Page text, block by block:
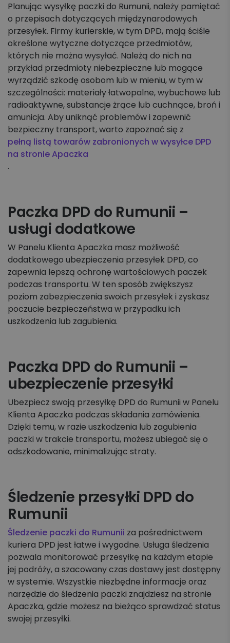
Planując wysyłkę paczki do Rumunii, należy pamiętać
o przepisach dotyczących międzynarodowych
przesyłek. Firmy kurierskie, w tym DPD, mają ściśle
określone wytyczne dotyczące przedmiotów,
których nie można wysyłać. Należą do nich na
przykład przedmioty niebezpieczne lub mogące
wyrządzić szkodę osobom lub w mieniu, w tym w
szczególności: materiały łatwopalne, wybuchowe lub
radioaktywne, substancje żrące lub cuchnące, broń i
amunicja. Aby uniknąć problemów i zapewnić
bezpieczny transport, warto zapoznać się z
pełną listą towarów zabronionych w wysyłce DPD
na stronie Apaczka
.
Paczka DPD do Rumunii –
usługi dodatkowe
W Panelu Klienta Apaczka masz możliwość
dodatkowego ubezpieczenia przesyłek DPD, co
zapewnia lepszą ochronę wartościowych paczek
podczas transportu. W ten sposób zwiększysz
poziom zabezpieczenia swoich przesyłek i zyskasz
poczucie bezpieczeństwa w przypadku ich
uszkodzenia lub zagubienia.
Paczka DPD do Rumunii –
ubezpieczenie przesyłki
Ubezpiecz swoją przesyłkę DPD do Rumunii w Panelu
Klienta Apaczka podczas składania zamówienia.
Dzięki temu, w razie uszkodzenia lub zagubienia
paczki w trakcie transportu, możesz ubiegać się o
odszkodowanie, minimalizując straty.
Śledzenie przesyłki DPD do
Rumunii
Śledzenie paczki do Rumunii za pośrednictwem
kuriera DPD jest łatwe i wygodne. Usługa śledzenia
pozwala monitorować przesyłkę na każdym etapie
jej podróży, a szacowany czas dostawy jest dostępny
w systemie. Wszystkie niezbędne informacje oraz
narzędzie do śledzenia paczki znajdziesz na stronie
Apaczka, gdzie możesz na bieżąco sprawdzać status
swojej przesyłki.